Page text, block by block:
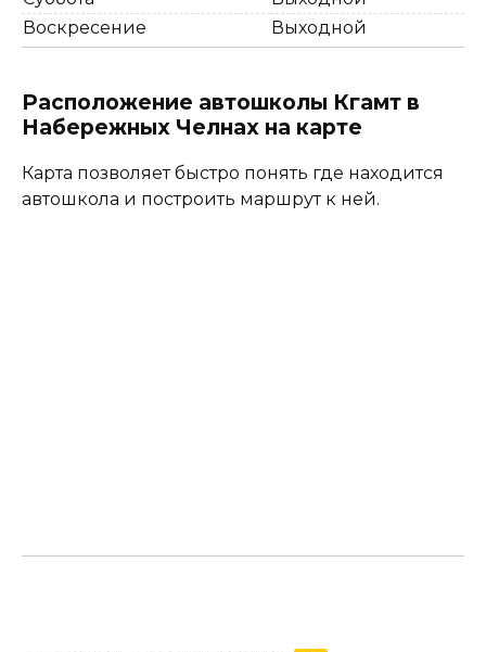
Воскресение
Выходной
Расположение автошколы Кгамт в
Набережных Челнах на карте
Карта позволяет быстро понять где находится
автошкола и построить маршрут к ней.